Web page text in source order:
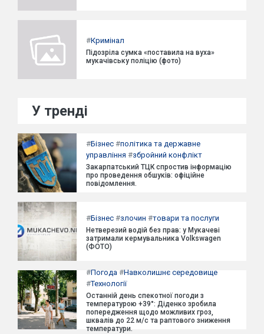
#Кримінал
Підозріла сумка «поставила на вуха»
мукачівську поліцію (фото)
У тренді
#Бізнес #політика та державне
управління #збройний конфлікт
Закарпатський ТЦК спростив інформацію
про проведення обшуків: офіційне
повідомлення.
#Бізнес #злочин #товари та послуги
Нетверезий водій без прав: у Мукачеві
затримали кермувальника Volkswagen
(ФОТО)
#Погода #Навколишнє середовище
#Технології
Останній день спекотної погоди з
температурою +39°: Діденко зробила
попередження щодо можливих гроз,
шквалів до 22 м/с та раптового зниження
температури.